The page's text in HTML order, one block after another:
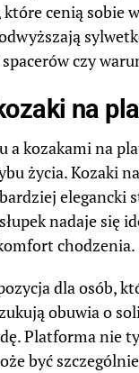
cenią sobie
czy
na
a kozakami na
życia. Kozaki na
elegancki
nadaje się
chodzenia.
dla osób,
obuwia o
Platforma nie
być